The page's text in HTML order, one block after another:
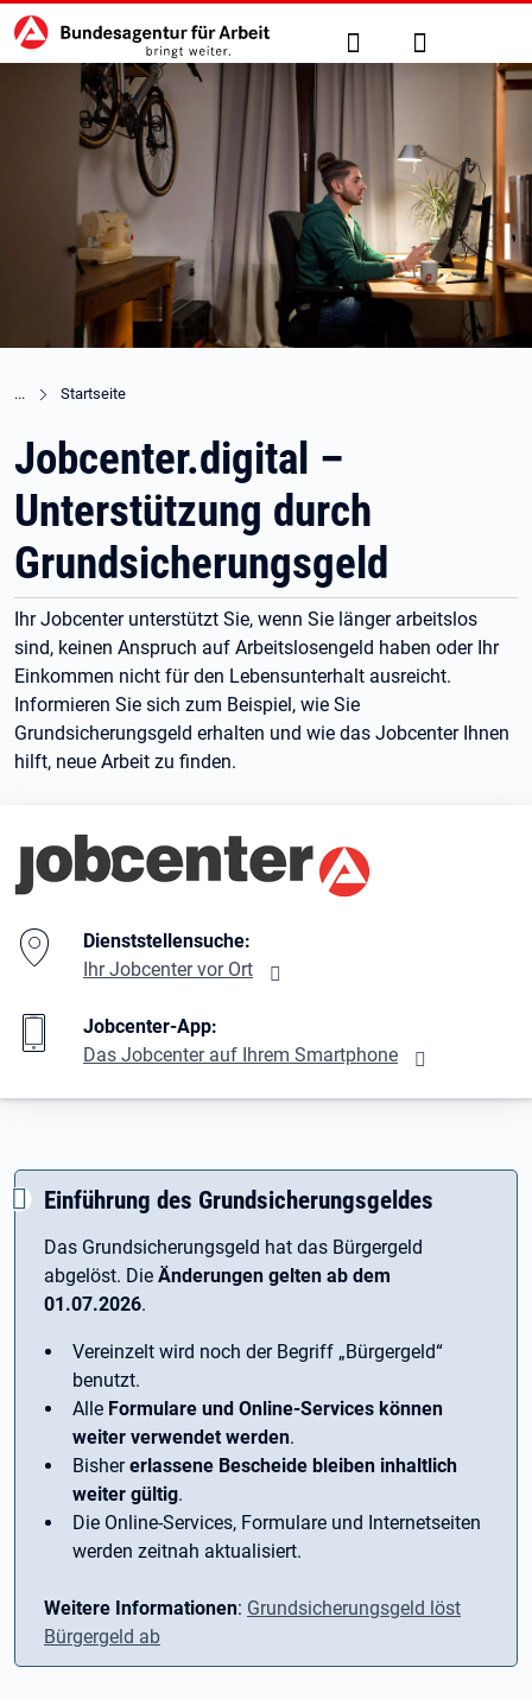
zu den Hauptinhalten springen
Hauptnavigation Suche Anmelden
Startseite
Jobcenter.digital –
Unterstützung durch
Grundsicherungsgeld
Ihr Jobcenter unterstützt Sie, wenn Sie länger arbeitslos
sind, keinen Anspruch auf Arbeitslosengeld haben oder Ihr
Einkommen nicht für den Lebensunterhalt ausreicht.
Informieren Sie sich zum Beispiel, wie Sie
Grundsicherungsgeld erhalten und wie das Jobcenter Ihnen
hilft, neue Arbeit zu finden.
Branding-Bereich Beschreibung
Dienststellensuche:
Ihr Jobcenter vor Ort
Jobcenter-App:
Das Jobcenter auf Ihrem Smartphone
Einführung des Grundsicherungsgeldes
Das Grundsicherungsgeld hat das Bürgergeld
abgelöst. Die Änderungen gelten ab dem
01.07.2026.
Vereinzelt wird noch der Begriff ­„Bürgergeld“
benutzt.
Alle Formulare und Online-Services können
weiter verwendet werden.
Bishererlassene Bescheide bleiben inhaltlich
weiter gültig.
Die Online-Services, Formulare und Internetseiten
werden zeitnah aktualisiert.
Weitere Informationen: Grundsicherungsgeld löst
Bürgergeld ab